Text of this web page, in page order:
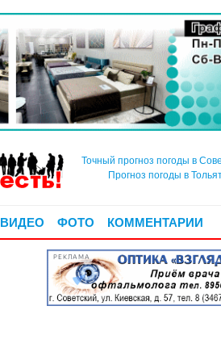
Точный прогноз погоды в
Прогноз погоды в
ВИДЕО ФОТО КОММЕНТАРИИ
РЕКЛАМА